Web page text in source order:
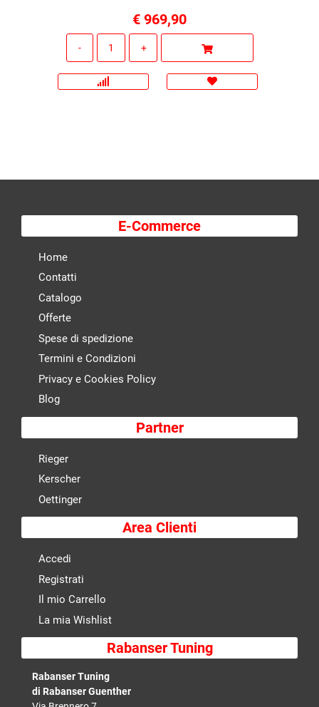
€ 969,90
E-Commerce
Home
Contatti
Catalogo
Offerte
Spese di spedizione
Termini e Condizioni
Privacy e Cookies Policy
Blog
Partner
Rieger
Kerscher
Oettinger
Area Clienti
Accedi
Registrati
Il mio Carrello
La mia Wishlist
Rabanser Tuning
Rabanser Tuning
di Rabanser Guenther